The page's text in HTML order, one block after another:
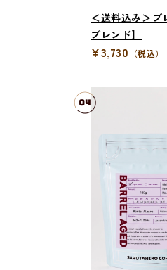
＜送料込み＞ブ
ブレンド】
¥3,730 （税込）